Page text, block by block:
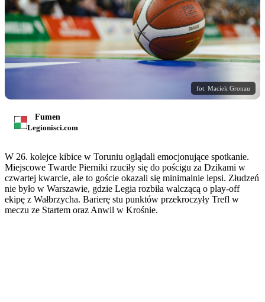
fot. Maciek Gronau
Fumen
Legionisci.com
W 26. kolejce kibice w Toruniu oglądali emocjonujące spotkanie.
Miejscowe Twarde Pierniki rzuciły się do pościgu za Dzikami w
czwartej kwarcie, ale to goście okazali się minimalnie lepsi. Złudzeń
nie było w Warszawie, gdzie Legia rozbiła walczącą o play-off
ekipę z Wałbrzycha. Barierę stu punktów przekroczyły Trefl w
meczu ze Startem oraz Anwil w Krośnie.